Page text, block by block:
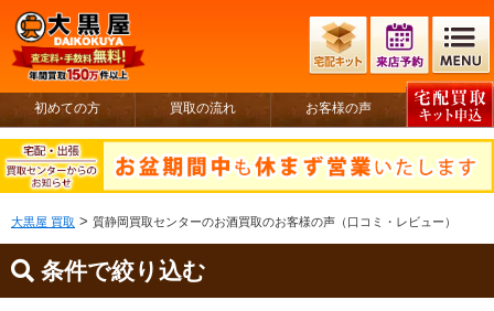
初めての方 買取の流れ お客様の声
大黒屋 買取 > 質静岡買取センターのお酒買取のお客様の声（口コミ・レビュー）
条件で絞り込む